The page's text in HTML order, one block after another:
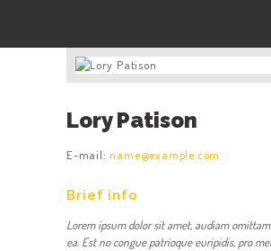
Lory Patison
E-mail:name@example.com
Brief info
Lorem ipsum dolor sit amet, audiam
ea. Est no congue patrioque euripidis, pro